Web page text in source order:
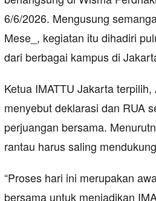
6/6/2026. Mengusung
Mese_, kegiatan itu dihadiri
dari berbagai kampus di
Ketua IMATTU Jakarta
menyebut deklarasi dan RUA
perjuangan bersama.
rantau harus saling
“Proses hari ini merupakan
bersama untuk menjadikan